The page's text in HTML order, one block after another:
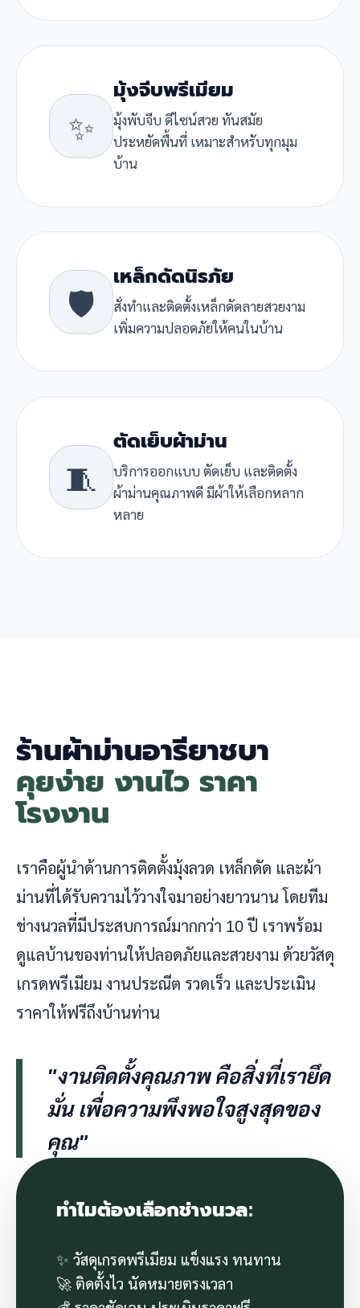
✨
มุ้งจีบพรีเมียม
มุ้งพับจีบ ดีไซน์สวย ทันสมัย
ประหยัดพื้นที่ เหมาะสำหรับทุกมุม
บ้าน
🛡️
เหล็กดัดนิรภัย
สั่งทำและติดตั้งเหล็กดัดลายสวยงาม
เพิ่มความปลอดภัยให้คนในบ้าน
🧵
ตัดเย็บผ้าม่าน
บริการออกแบบ ตัดเย็บ และติดตั้ง
ผ้าม่านคุณภาพดี มีผ้าให้เลือกหลาก
หลาย
ร้านผ้าม่านอารียาชบา
คุยง่าย งานไว ราคา
โรงงาน
เราคือผู้นำด้านการติดตั้งมุ้งลวด เหล็กดัด และผ้า
ม่านที่ได้รับความไว้วางใจมาอย่างยาวนาน โดยทีม
ช่างนวลที่มีประสบการณ์มากกว่า 10 ปี เราพร้อม
ดูแลบ้านของท่านให้ปลอดภัยและสวยงาม ด้วยวัสดุ
เกรดพรีเมียม งานประณีต รวดเร็ว และประเมิน
ราคาให้ฟรีถึงบ้านท่าน
"งานติดตั้งคุณภาพ คือสิ่งที่เรายึด
มั่น เพื่อความพึงพอใจสูงสุดของ
คุณ"
ทำไมต้องเลือกช่างนวล:
✨ วัสดุเกรดพรีเมียม แข็งแรง ทนทาน
🚀 ติดตั้งไว นัดหมายตรงเวลา